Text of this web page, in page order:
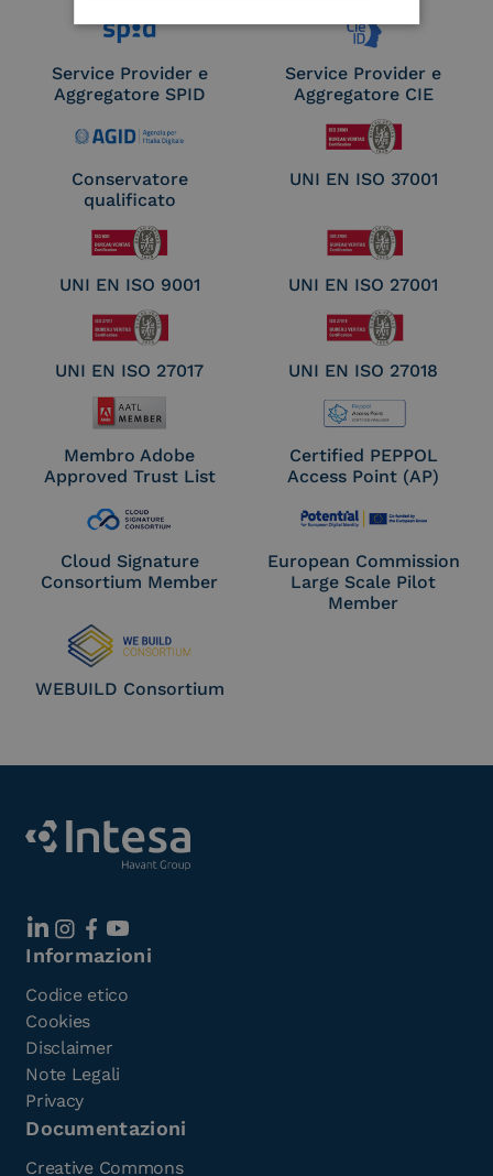
Service Provider e
Aggregatore SPID
Service Provider e
Aggregatore CIE
Conservatore
qualificato
UNI EN ISO 37001
UNI EN ISO 9001 UNI EN ISO 27001
UNI EN ISO 27017 UNI EN ISO 27018
Membro Adobe
Approved Trust List
Certified PEPPOL
Access Point (AP)
Cloud Signature
Consortium Member
European Commission
Large Scale Pilot
Member
WEBUILD Consortium
Informazioni
Codice etico
Cookies
Disclaimer
Note Legali
Privacy
Documentazioni
Creative Commons